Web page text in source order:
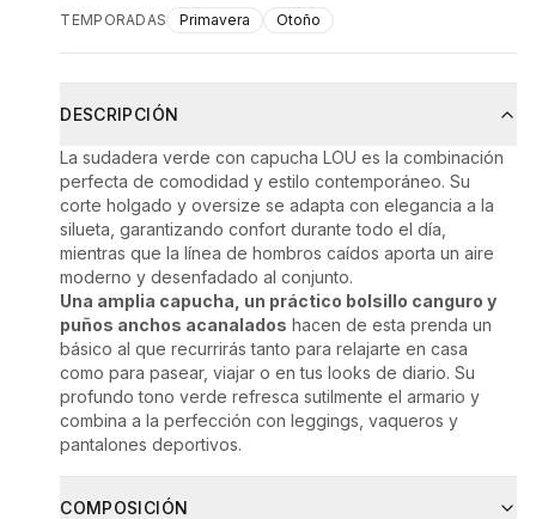
TEMPORADAS Primavera Otoño
DESCRIPCIÓN
La sudadera verde con capucha LOU es la combinación
perfecta de comodidad y estilo contemporáneo. Su
corte holgado y oversize se adapta con elegancia a la
silueta, garantizando confort durante todo el día,
mientras que la línea de hombros caídos aporta un aire
moderno y desenfadado al conjunto.
Una amplia capucha, un práctico bolsillo canguro y
puños anchos acanalados hacen de esta prenda un
básico al que recurrirás tanto para relajarte en casa
como para pasear, viajar o en tus looks de diario. Su
profundo tono verde refresca sutilmente el armario y
combina a la perfección con leggings, vaqueros y
pantalones deportivos.
COMPOSICIÓN